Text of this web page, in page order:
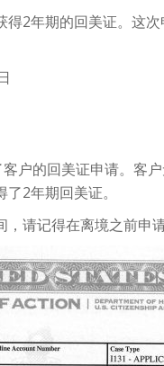
2年期的回美证。这次
户的回美证申请。客
2年期回美证。
请记得在离境之前申请